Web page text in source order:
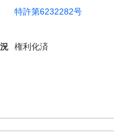
特許第6232282号
権利化済